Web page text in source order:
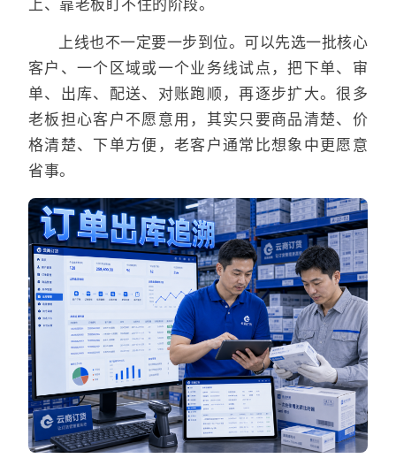
上、靠老板盯不住的阶段。
上线也不一定要一步到位。可以先选一批核心
客户、一个区域或一个业务线试点，把下单、审
单、出库、配送、对账跑顺，再逐步扩大。很多
老板担心客户不愿意用，其实只要商品清楚、价
格清楚、下单方便，老客户通常比想象中更愿意
省事。